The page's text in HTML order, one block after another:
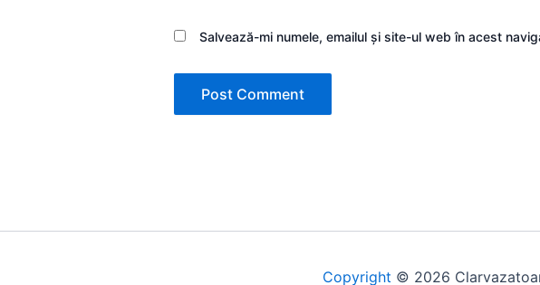
Salvează-mi numele, emailul și site-ul web în acest
Copyright © 2026